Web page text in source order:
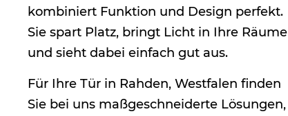
kombiniert Funktion und Design perfekt.
Sie spart Platz, bringt Licht in Ihre Räume
und sieht dabei einfach gut aus.
Für Ihre Tür in Rahden, Westfalen finden
Sie bei uns maßgeschneiderte Lösungen,